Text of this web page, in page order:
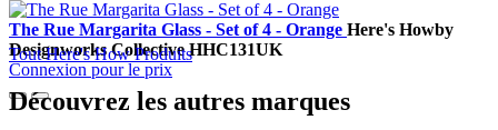
The Rue Margarita Glass - Set of 4 - Orange Here's Howby
Designworks Collective HHC131UK
Connexion pour le prix
Tout Here's How Produits
Découvrez les autres marques